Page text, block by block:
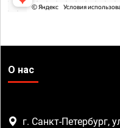
О нас
г. Санкт-Петербург,